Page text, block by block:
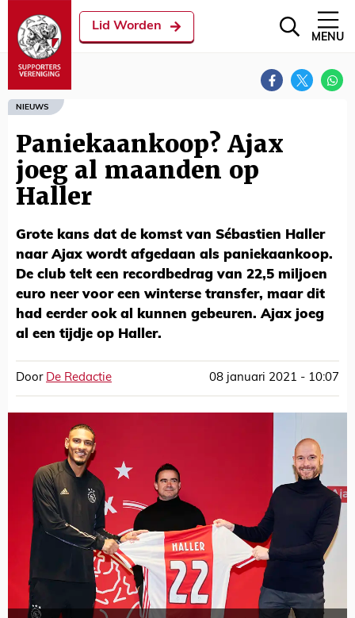
Lid Worden
MENU
NIEUWS
Paniekaankoop? Ajax
joeg al maanden op
Haller
Grote kans dat de komst van Sébastien Haller
naar Ajax wordt afgedaan als paniekaankoop.
De club telt een recordbedrag van 22,5 miljoen
euro neer voor een winterse transfer, maar dit
had eerder ook al kunnen gebeuren. Ajax joeg
al een tijdje op Haller.
Door De Redactie 08 januari 2021 - 10:07